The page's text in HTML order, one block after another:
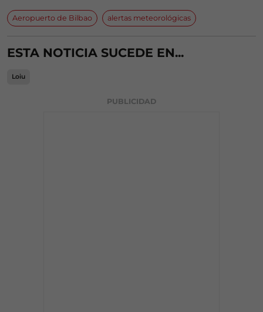
Aeropuerto de Bilbao alertas meteorológicas
ESTA NOTICIA SUCEDE EN...
Loiu
PUBLICIDAD